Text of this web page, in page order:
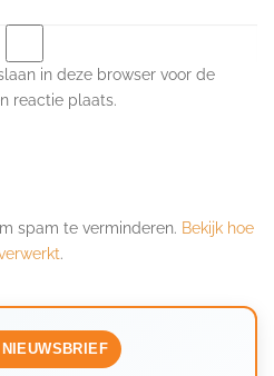
in deze browser voor de
reactie plaats.
spam te verminderen. Bekijk hoe
.